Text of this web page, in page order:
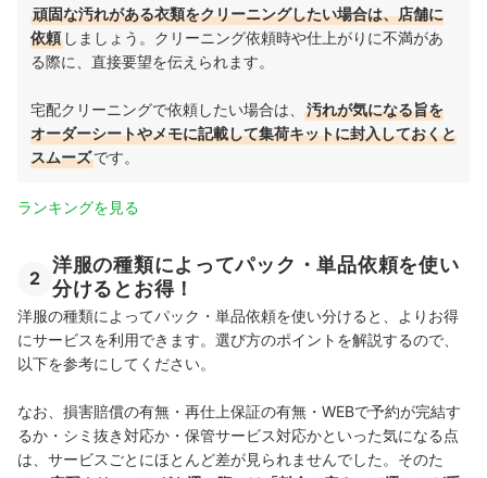
頑固な汚れがある衣類をクリーニングしたい場合は、店舗に
依頼 しましょう。クリーニング依頼時や仕上がりに不満があ
る際に、直接要望を伝えられます。
宅配クリーニングで依頼したい場合は、
汚れが気になる旨を
オーダーシートやメモに記載して集荷キットに封入しておくと
スムーズです。
ランキングを見る
2
洋服の種類によってパック・単品依頼を使い
分けるとお得！
洋服の種類によってパック・単品依頼を使い分けると、よりお得
にサービスを利用できます。選び方のポイントを解説するので、
以下を参考にしてください。
なお、損害賠償の有無・再仕上保証の有無・WEBで予約が完結す
るか・シミ抜き対応か・保管サービス対応かといった気になる点
は、サービスごとにほとんど差が見られませんでした。そのた